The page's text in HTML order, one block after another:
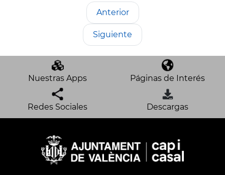
Anterior
Siguiente
Nuestras Apps Páginas de Interés
Redes Sociales Descargas